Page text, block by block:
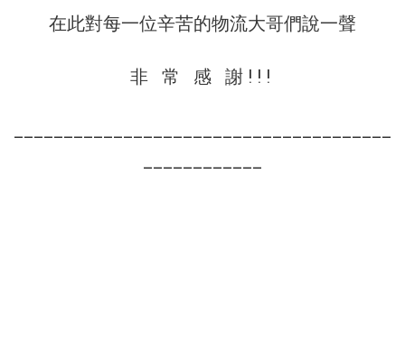
在此對每一位辛苦的物流大哥們說一聲
非 常 感 謝 ! ! !